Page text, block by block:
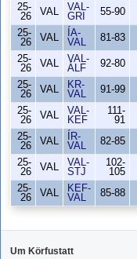
25-
26
VAL
VAL-
GRI
55-90
25-
26
VAL
ÍA-
VAL
81-83
25-
26
VAL
VAL-
ÁLF
92-80
25-
26
VAL
KR-
VAL
91-99
25-
26
VAL
VAL-
KEF
111-
91
25-
26
VAL
ÍR-
VAL
82-85
25-
26
VAL
VAL-
STJ
102-
105
25-
26
VAL
KEF-
VAL
85-88
Um Körfustatt